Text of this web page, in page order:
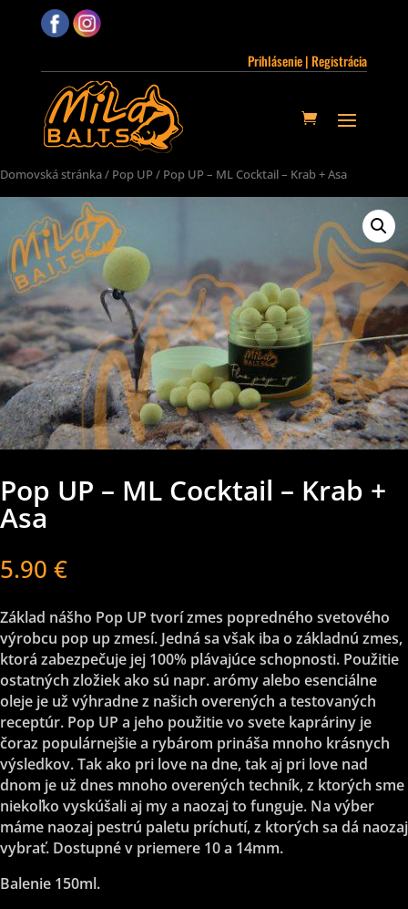
Prihlásenie | Registrácia
Domovská stránka/ Pop UP / Pop UP – ML Cocktail – Krab + Asa
Pop UP – ML Cocktail – Krab +
Asa
5.90 €
Základ nášho Pop UP tvorí zmes popredného svetového
výrobcu pop up zmesí. Jedná sa však iba o základnú zmes,
ktorá zabezpečuje jej 100% plávajúce schopnosti. Použitie
ostatných zložiek ako sú napr. arómy alebo esenciálne
oleje je už výhradne z našich overených a testovaných
receptúr. Pop UP a jeho použitie vo svete kapráriny je
čoraz populárnejšie a rybárom prináša mnoho krásnych
výsledkov. Tak ako pri love na dne, tak aj pri love nad
dnom je už dnes mnoho overených techník, z ktorých sme
niekoľko vyskúšali aj my a naozaj to funguje. Na výber
máme naozaj pestrú paletu príchutí, z ktorých sa dá naozaj
vybrať. Dostupné v priemere 10 a 14mm.
Balenie 150ml.